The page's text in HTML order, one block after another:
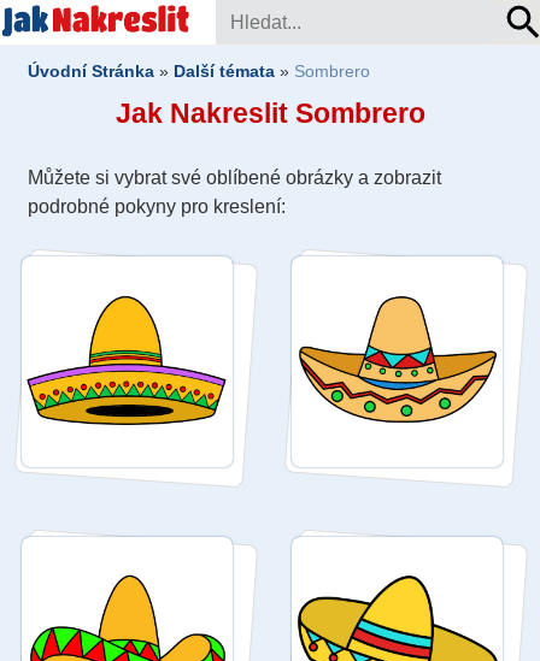
Úvodní Stránka » Další témata » Sombrero
Jak Nakreslit Sombrero
Můžete si vybrat své oblíbené obrázky a zobrazit
podrobné pokyny pro kreslení: